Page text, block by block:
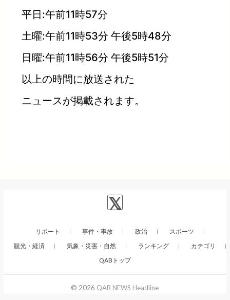
平日:午前11時57分
土曜:午前11時53分 午後5時48分
日曜:午前11時56分 午後5時51分
以上の時間に放送された
ニュースが掲載されます。
リポート 事件・事故 政治
スポーツ
観光・経済
気象・災害・自然 ランキング
カテゴリ
QABトップ
© 2026 QAB NEWS Headline